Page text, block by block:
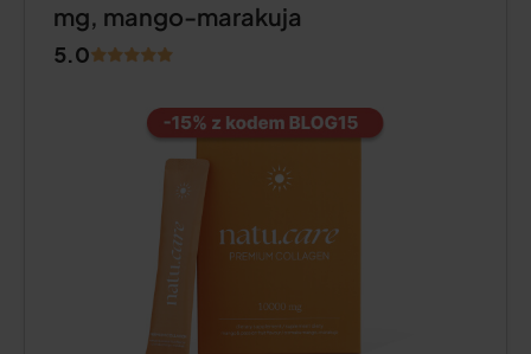
mg, mango-marakuja
5.0